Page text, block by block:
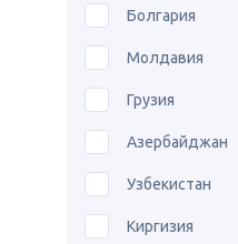
Болгария
Молдавия
Грузия
Азербайджан
Узбекистан
Киргизия